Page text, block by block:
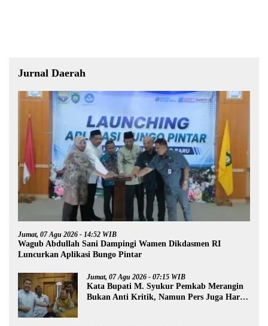
Jurnal Daerah
Jumat, 07 Agu 2026 - 14:52 WIB
Wagub Abdullah Sani Dampingi Wamen Dikdasmen RI
Luncurkan Aplikasi Bungo Pintar
Jumat, 07 Agu 2026 - 07:15 WIB
Kata Bupati M. Syukur Pemkab Merangin
Bukan Anti Kritik, Namun Pers Juga Harus